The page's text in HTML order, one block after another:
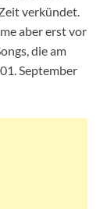
verkündet.
aber erst vor
die am
September